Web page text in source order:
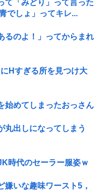
て「みどり」って言った
でしょ」ってキレ...
るのよ！」ってからまれ
Ηすぎる所を見つけ大
始めてしまったおっさん
丸出しになってしまう
時代のセーラー服姿ｗ
嫌いな趣味ワースト5，